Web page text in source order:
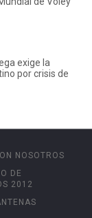
exige la
por crisis de
NOSOTROS
DE
2012